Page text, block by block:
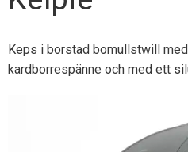
Keps i borstad bomullstwill
kardborrespänne och med ett